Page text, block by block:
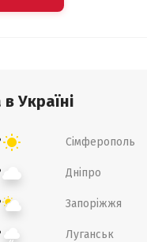
Україні
Сімферополь
Дніпро
Запоріжжя
Луганськ